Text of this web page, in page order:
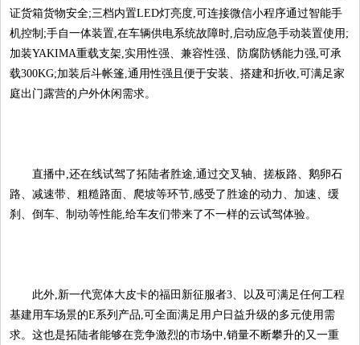
证货箱货物安全;三档内置LED灯亮度,可连接微信小程序通过智能手
机控制;手自一体装置,在车辆供电系统故障时,启动应急手动装置使用;
加装YAKIMA重载支架,实用性强、兼容性强、防腐防锈能力强,可承
载300KG;加装后斗帐篷,通用性强且便于安装、搭建和折收,可满足家
庭出门露营的户外休闲需求。
直播中,还在线试驾了拓陆者胜途,通过交叉轴、搓板路、鹅卵石
路、减速带、粗糙路面、爬坡等环节,感受了胜途的动力、加速、缓
刹、倒车、制动等性能,给车友们带来了不一样的云试驾体验。
此外,新一代宽体大皮卡的福田新征服者3、以及可满足任何工程
基建用车场景的E系列产品,可全面满足用户日益升级的多元使用需
求。这也是拓陆者能够在竞争激烈的市场中,销量不断攀升的又一重